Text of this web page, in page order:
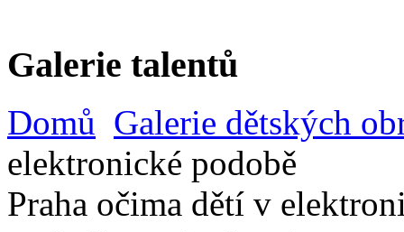
Galerie talentů
Domů Galerie dětských
elektronické podobě
Praha očima dětí v